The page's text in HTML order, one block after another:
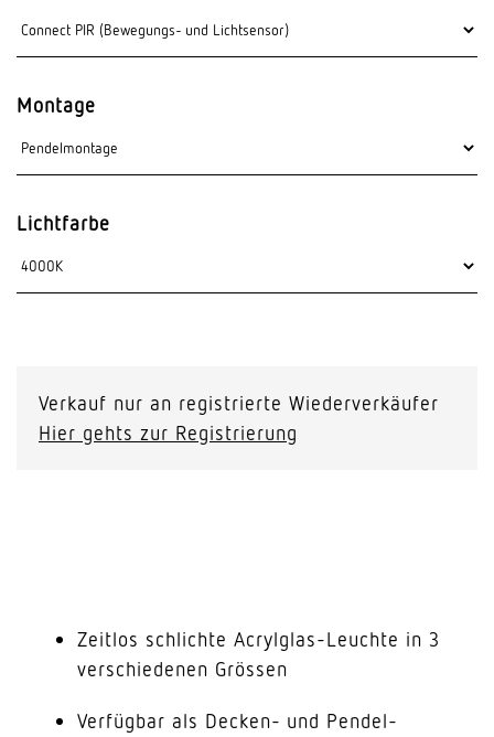
Montage
Lichtfarbe
Verkauf nur an registrierte Wiederverkäufer
Hier gehts zur Registrierung
Zeitlos schlichte Acrylglas-Leuchte in 3
verschiedenen Grössen
Verfügbar als Decken- und Pendel-